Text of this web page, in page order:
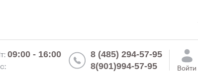
09:00 - 16:00
8 (485) 294-57-95
8(901)994-57-95
Войти